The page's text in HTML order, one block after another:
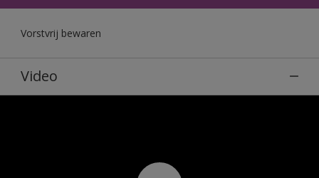
Vorstvrij bewaren
Video